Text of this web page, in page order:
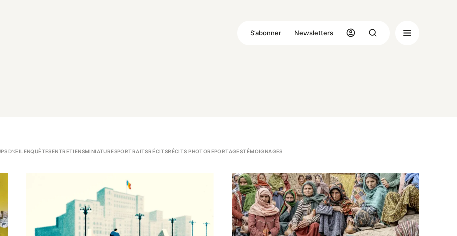
S’abonner Newsletters
D’ŒIL ENQUÊTESENTRETIENSMINIATURESPORTRAITSRÉCITSRÉCITS PHOTOREPORTAGESTÉMOIGNAGES